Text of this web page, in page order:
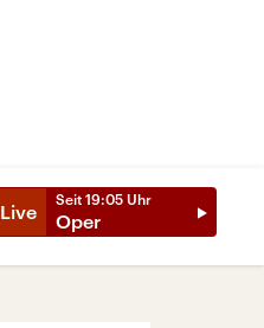
Live
Seit 19:05 Uhr
Oper